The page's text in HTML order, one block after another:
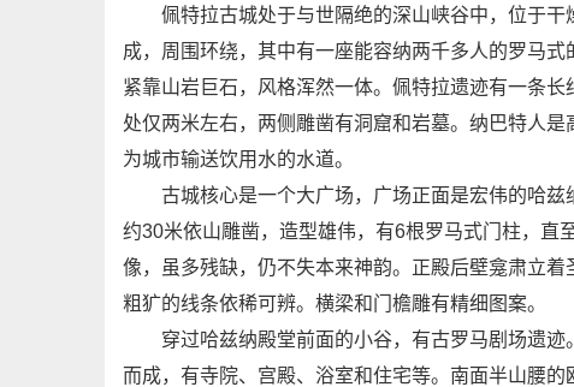
佩特拉古城处于与世隔绝的深山峡谷中，位于干
成，周围环绕，其中有一座能容纳两千多人的罗马式
紧靠山岩巨石，风格浑然一体。佩特拉遗迹有一条
处仅两米左右，两侧雕凿有洞窟和岩墓。纳巴特人
为城市输送饮用水的水道。
古城核心是一个大广场，广场正面是宏伟的哈兹
约30米依山雕凿，造型雄伟，有6根罗马式门柱，直
像，虽多残缺，仍不失本来神韵。正殿后壁龛肃立
粗犷的线条依稀可辨。横梁和门檐雕有精细图案。
穿过哈兹纳殿堂前面的小谷，有古罗马剧场遗迹
而成，有寺院、宫殿、浴室和住宅等。南面半山腰